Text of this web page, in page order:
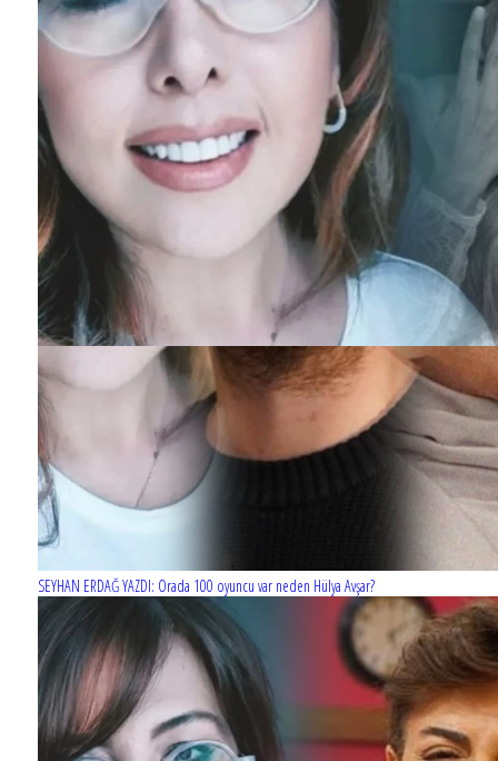
SEYHAN ERDAĞ YAZDI: Orada 100 oyuncu var neden Hülya Avşar?